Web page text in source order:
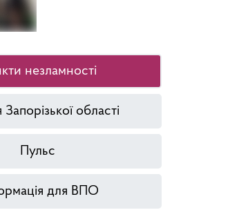
незламності
Запорізької області
Пульс
для ВПО